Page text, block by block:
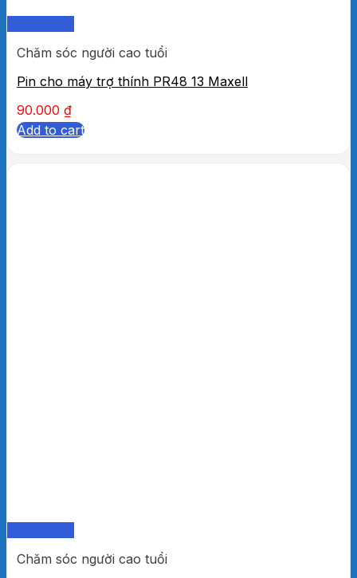
Chăm sóc người cao tuổi
Pin cho máy trợ thính PR48 13 Maxell
90.000 ₫
Add to cart
Chăm sóc người cao tuổi